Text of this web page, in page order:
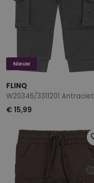
Nieuw
FLINQ
W20346/3311201 Antraciet
€ 15,99